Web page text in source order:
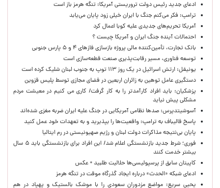
ادعای جدید رئیس دولت تروریستی آمریکا: تنگه هرمز باز است
ترامپ: فکر می‌کنم جنگ با ایران خیلی زود پایان می‌یابد
آمریکا تحریم‌های جدیدی علیه کوبا اعمال کرد
احتمالات آینده جنگ ایران و آمریکا چیست ؟
بانک تجارت، تأمین‌کننده مالی پروژه بازسازی فازهای ۴ و ۵ پارس جنوبی
توسعه فناوری، مسیر رقابت‌پذیری صنعت قطعه‌سازی است
یونیفل: ارتش اسرائیل در یک روز ۱۱۳ توپ به جنوب لبنان شلیک کرده است
دستگیری عامل توهین به زائران اربعین در فضای مجازی توسط پلیس قزوین
پزشکیان: باید افراد کارآمدتر را به کار گرفت/ کاری می کنیم در معیشت مردم
مشکلی پیش نیاید
آسوشیتدپرس: صدها نظامی آمریکایی در جنگ علیه ایران ضربه مغزی شده‌اند
پاسخ قالیباف به ترامپ: واقعیت‌ها را بپذیرید و به تعهدات خود عمل کنید
پایان بی‌نتیجه مذاکرات دولت لبنان و رژیم صهیونیستی در رم ایتالیا
فوری؛ شرط جدید بازنشستگی اعلام شد/ این افراد برای بازنشستگی باید ۵ سال
بیشتر خدمت کنند
کاپیتان سابق از پرسپولیسی‌ها حلالیت طلبید + عکس
ادعای شبکه «الحدث» درباره ایجاد گذرگاه موقت در تنگه هرمز
یحیی سریع: مواضع مزدوران سعودی را با موشک بالستیک و پهپاد در هم